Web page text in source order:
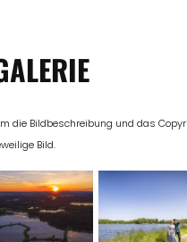
die Bildbeschreibung und das
Bild.